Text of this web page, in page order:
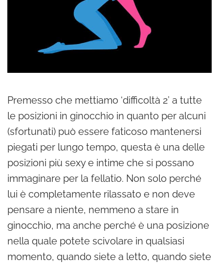
Premesso che mettiamo ‘difficoltà 2’ a tutte
le posizioni in ginocchio in quanto per alcuni
(sfortunati) può essere faticoso mantenersi
piegati per lungo tempo, questa è una delle
posizioni più sexy e intime che si possano
immaginare per la fellatio. Non solo perché
lui è completamente rilassato e non deve
pensare a niente, nemmeno a stare in
ginocchio, ma anche perché è una posizione
nella quale potete scivolare in qualsiasi
momento, quando siete a letto, quando siete